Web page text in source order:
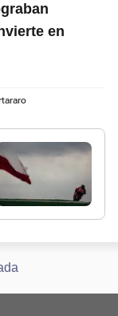
en